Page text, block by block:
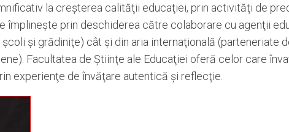
la creşterea calităţii educaţiei, prin activităţi de
prin deschiderea către colaborare cu agenţii
şi grădiniţe) cât şi din aria internaţională (parteneriate
Facultatea de Ştiinţe ale Educaţiei oferă celor care
experienţe de învăţare autentică şi reflecţie.